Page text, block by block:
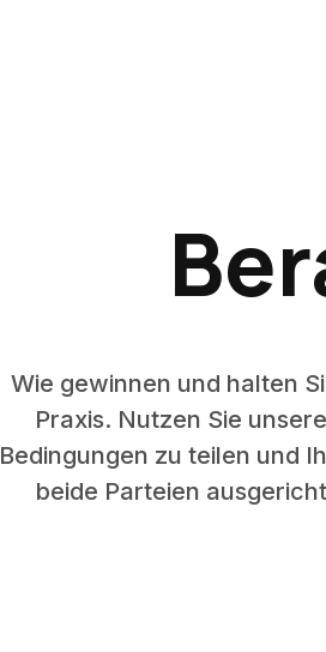
Wie gewinnen und halten
Praxis. Nutzen Sie
Bedingungen zu teilen und
beide Parteien